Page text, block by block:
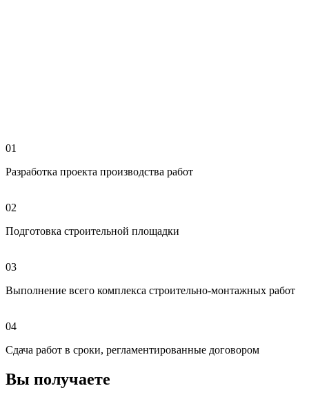
01
Разработка проекта производства работ
02
Подготовка строительной площадки
03
Выполнение всего комплекса строительно-монтажных работ
04
Сдача работ в сроки, регламентированные договором
Вы получаете